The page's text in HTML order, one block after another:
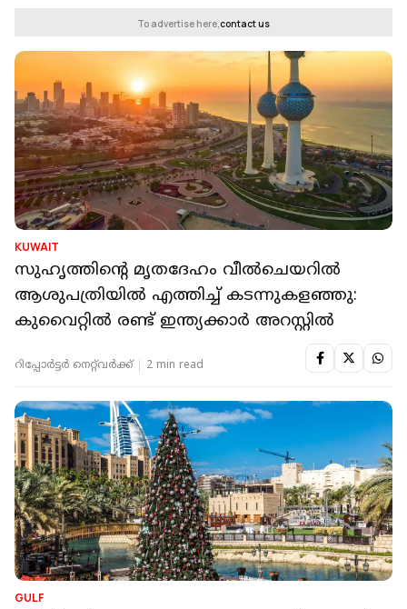
To advertise here, contact us
KUWAIT
സുഹൃത്തിന്റെ മൃതദേഹം വീൽചെയറിൽ
ആശുപത്രിയിൽ എത്തിച്ച് കടന്നുകളഞ്ഞു:
കുവൈറ്റില്‍ രണ്ട് ഇന്ത്യക്കാർ അറസ്റ്റിൽ
റിപ്പോർട്ടർ നെറ്റ്‌വര്‍ക്ക്‌ 2 min read
GULF